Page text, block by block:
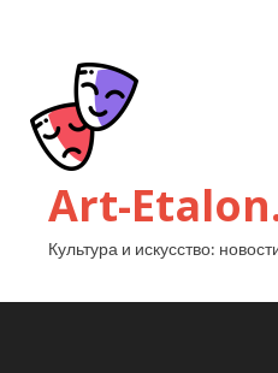
Art-
Культура и искусство: